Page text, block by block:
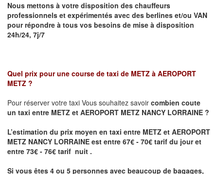
Nous mettons à votre disposition des chauffeurs
professionnels et expérimentés avec des berlines et/ou VAN
pour répondre à tous vos besoins de mise à disposition
24h/24, 7j/7
Quel prix pour une course de taxi de METZ à AEROPORT
METZ ?
Pour réserver votre taxi Vous souhaitez savoir combien coute
un taxi entre METZ et AEROPORT METZ NANCY LORRAINE ?
L’estimation du prix moyen en taxi entre METZ et AEROPORT
METZ NANCY LORRAINE est entre 67€ - 70€ tarif du jour et
entre 73€ - 76€ tarif nuit .
Si vous êtes 4 ou 5 personnes avec beaucoup de bagages,